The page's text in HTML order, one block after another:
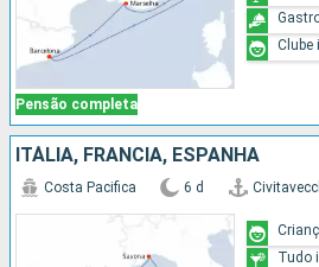
Pensão completa
Clube
ITÁLIA, FRANCIA, ESPANHA
Costa Pacifica 6 d
Tudo